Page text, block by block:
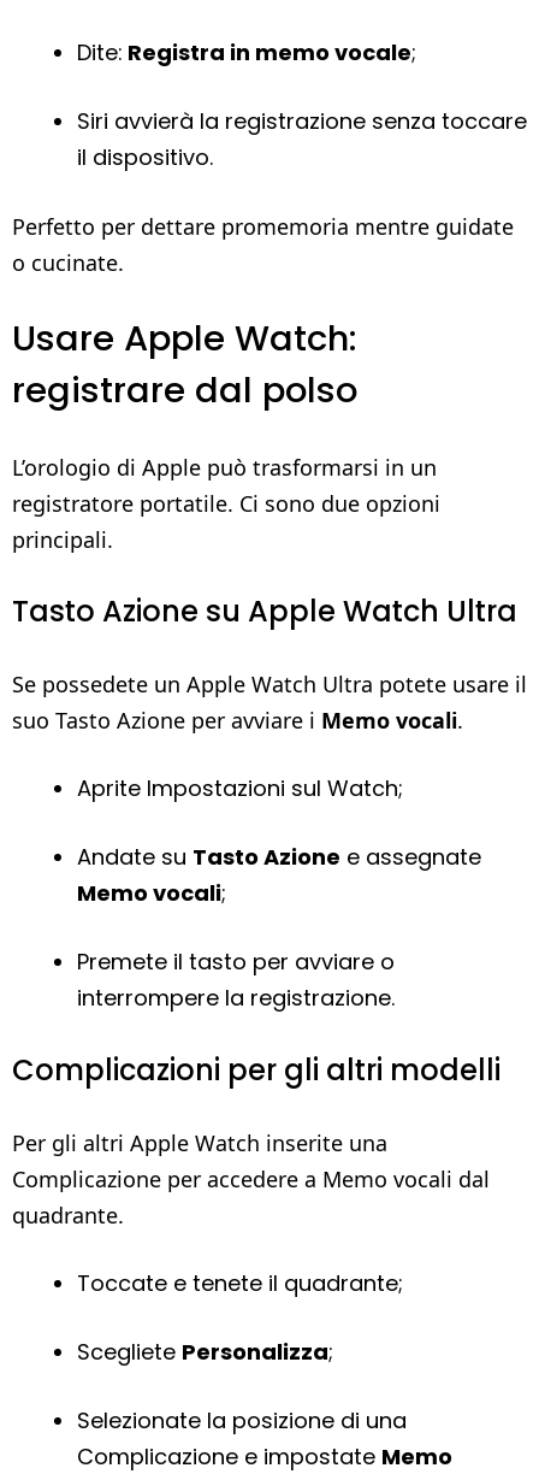
Dite: Registra in memo vocale;
Siri avvierà la registrazione senza toccare
il dispositivo.
Perfetto per dettare promemoria mentre guidate
o cucinate.
Usare Apple Watch:
registrare dal polso
L’orologio di Apple può trasformarsi in un
registratore portatile. Ci sono due opzioni
principali.
Tasto Azione su Apple Watch Ultra
Se possedete un Apple Watch Ultra potete usare il
suo Tasto Azione per avviare i Memo vocali.
Aprite Impostazioni sul Watch;
Andate su Tasto Azione e assegnate
Memo vocali;
Premete il tasto per avviare o
interrompere la registrazione.
Complicazioni per gli altri modelli
Per gli altri Apple Watch inserite una
Complicazione per accedere a Memo vocali dal
quadrante.
Toccate e tenete il quadrante;
Scegliete Personalizza;
Selezionate la posizione di una
Complicazione e impostate Memo